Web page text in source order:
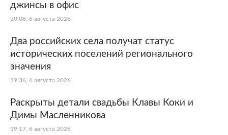
джинсы в офис
20:08, 6 августа 2026
Два российских села получат статус
исторических поселений регионального
значения
19:36, 6 августа 2026
Раскрыты детали свадьбы Клавы Коки и
Димы Масленникова
19:17, 6 августа 2026